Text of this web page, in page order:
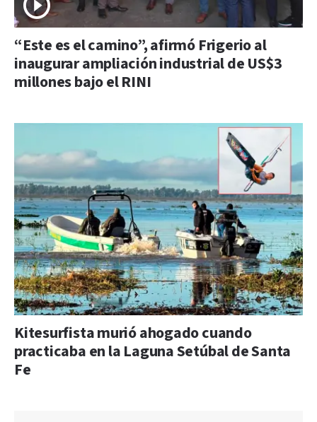
“Este es el camino”, afirmó Frigerio al
inaugurar ampliación industrial de US$3
millones bajo el RINI
Kitesurfista murió ahogado cuando
practicaba en la Laguna Setúbal de Santa
Fe